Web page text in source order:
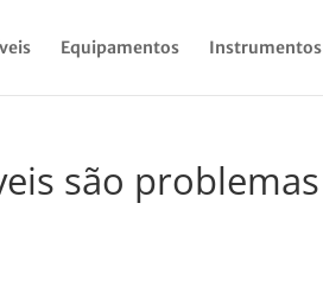
Equipamentos Instrumentos
são problemas